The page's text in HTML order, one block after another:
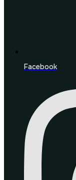
Facebook